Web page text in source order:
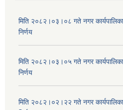
मिति २०८२।०३।०८ गते नगर
निर्णय
मिति २०८२।०३।०५ गते नगर
निर्णय
मिति २०८२।०२।२२ गते नगर